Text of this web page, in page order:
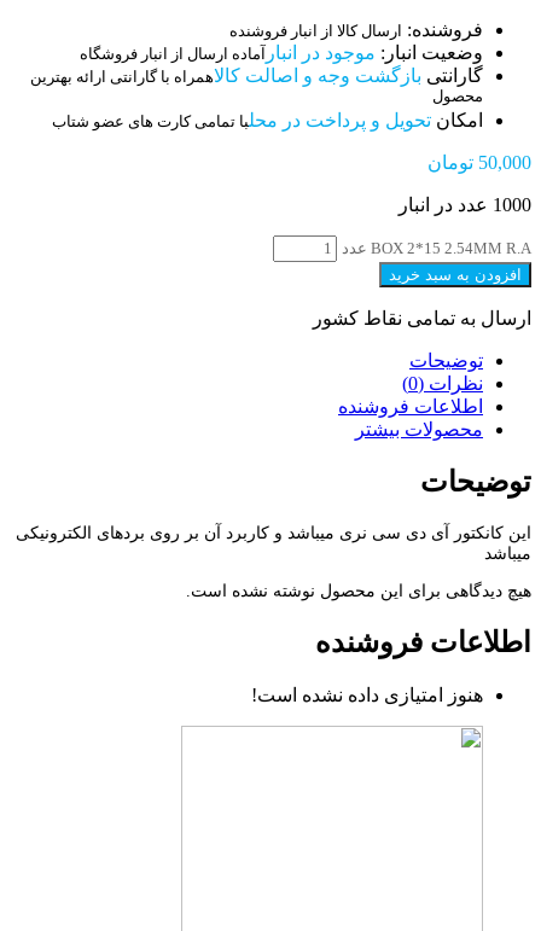
فروشنده: ارسال کالا از انبار فروشنده
وضعیت انبار: موجود در انبار آماده ارسال از انبار فروشگاه
گارانتی بازگشت وجه و اصالت کالاهمراه با گارانتی ارائه بهترین
محصول
امکان تحویل و پرداخت در محلبا تمامی کارت های عضو شتاب
50,000 تومان
1000 عدد در انبار
BOX 2*15 2.54MM R.A عدد
افزودن به سبد خرید
ارسال به تمامی نقاط کشور
توضیحات
نظرات (0)
اطلاعات فروشنده
محصولات بیشتر
توضیحات
این کانکتور آی دی سی نری میباشد و کاربرد آن بر روی بردهای الکترونیکی
میباشد
هیچ دیدگاهی برای این محصول نوشته نشده است.
اطلاعات فروشنده
هنوز امتیازی داده نشده است!